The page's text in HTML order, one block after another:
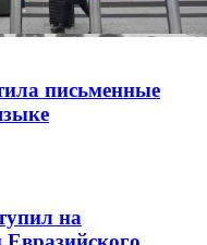
письменные
на